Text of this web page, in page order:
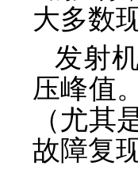
大多数
发射
压峰值
（尤其
故障复